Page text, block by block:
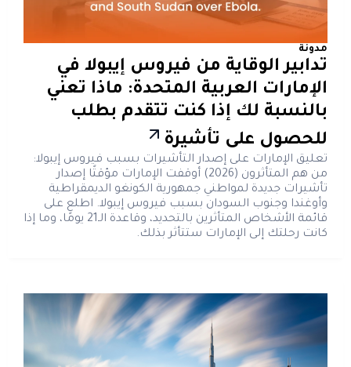
مدونة
تدابير الوقاية من فيروس إيبولا في
الإمارات العربية المتحدة: ماذا تعني
بالنسبة لك إذا كنت تتقدم بطلب
للحصول على تأشيرة
تعليق الإمارات على إصدار التأشيرات بسبب فيروس إيبولا:
من هم المتأثرون (2026) أوقفت الإمارات مؤقتًا إصدار
تأشيرات جديدة لمواطني جمهورية الكونغو الديمقراطية
وأوغندا وجنوب السودان بسبب فيروس إيبولا. اطلع على
قائمة الأشخاص المتأثرين بالتحديد، وقاعدة الـ21 يومًا، وما إذا
كانت رحلتك إلى الإمارات ستتأثر بذلك.